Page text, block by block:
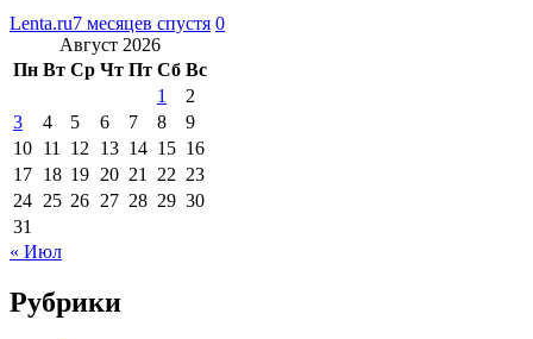
Lenta.ru7 месяцев спустя 0
Август 2026
Пн Вт Ср Чт Пт Сб Вс
1
2
3
4 5 6 7 8
9
10 11 12 13 14 15 16
17 18 19 20 21 22 23
24 25 26 27 28 29 30
31
« Июл
Рубрики